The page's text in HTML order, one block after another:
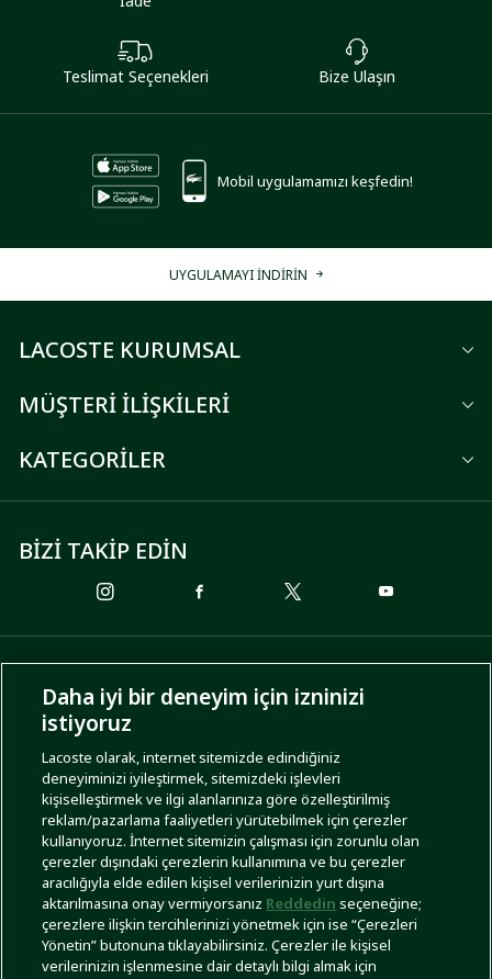
Teslimat Seçenekleri Bize Ulaşın
Mobil uygulamamızı keşfedin!
UYGULAMAYI İNDİRİN
LACOSTE KURUMSAL
MÜŞTERİ İLİŞKİLERİ
KATEGORİLER
BİZİ TAKİP EDİN
ÖDEME SEÇENEKLERİ
KARGO SEÇENEKLERİ
İşlem RehberiSite HaritasıKullanım ŞartlarıGizlilik Politikası
Daha iyi bir deneyim için izninizi
istiyoruz
Lacoste olarak, internet sitemizde edindiğiniz
deneyiminizi iyileştirmek, sitemizdeki işlevleri
kişiselleştirmek ve ilgi alanlarınıza göre özelleştirilmiş
reklam/pazarlama faaliyetleri yürütebilmek için çerezler
kullanıyoruz. İnternet sitemizin çalışması için zorunlu olan
çerezler dışındaki çerezlerin kullanımına ve bu çerezler
aracılığıyla elde edilen kişisel verilerinizin yurt dışına
aktarılmasına onay vermiyorsanız Reddedin seçeneğine;
çerezlere ilişkin tercihlerinizi yönetmek için ise “Çerezleri
Yönetin” butonuna tıklayabilirsiniz. Çerezler ile kişisel
verilerinizin işlenmesine dair detaylı bilgi almak için